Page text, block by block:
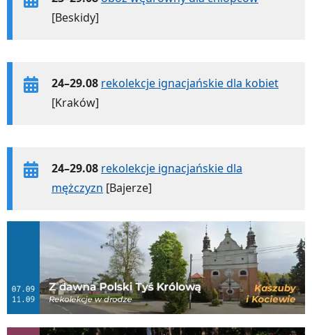
[Beskidy]
24–29.08 rekolekcje ignacjańskie dla kobiet
[Kraków]
24–29.08 rekolekcje ignacjańskie dla
mężczyzn [Bajerze]